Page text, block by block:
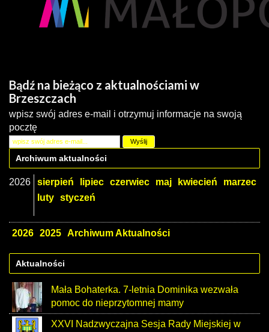
Bądź na bieżąco z aktualnościami w
Brzeszczach
wpisz swój adres e-mail i otrzymuj informacje na swoją
pocztę
Archiwum aktualności
2026 sierpień lipiec czerwiec maj kwiecień
marzec
luty styczeń
2026 2025 Archiwum Aktualności
Aktualności
Mała Bohaterka. 7-letnia Dominika wezwała
pomoc do nieprzytomnej mamy
XXVI Nadzwyczajna Sesja Rady Miejskiej w